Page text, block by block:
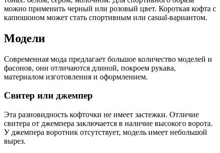
можно применить черный или розовый цвет. Короткая кофта с
капюшоном может стать спортивным или casual-вариантом.
Модели
Современная мода предлагает большое количество моделей и
фасонов, они отличаются длиной, покроем рукава,
материалом изготовления и оформлением.
Свитер или джемпер
Эта разновидность кофточки не имеет застежки. Отличие
свитера от джемпера заключается в наличие высокого ворота.
У джемпера воротник отсутствует, модель имеет небольшой
вырез.